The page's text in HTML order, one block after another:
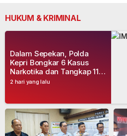
HUKUM & KRIMINAL
2 hari yang lalu
Dalam Sepekan, Polda
Kepri Bongkar 6 Kasus
Narkotika dan Tangkap 11
Tersangka